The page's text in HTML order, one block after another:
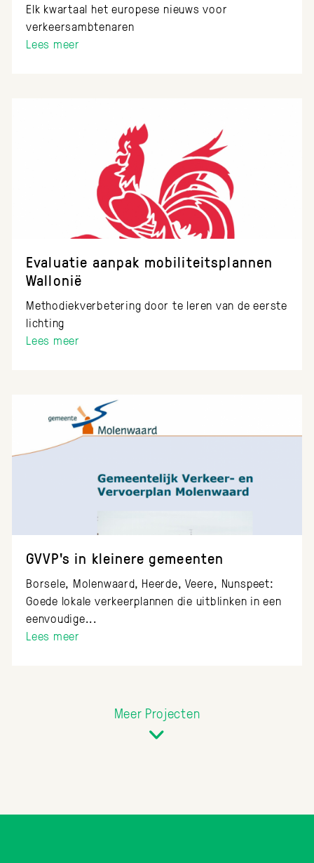
Elk kwartaal het europese nieuws voor
verkeersambtenaren
Lees meer
Evaluatie aanpak mobiliteitsplannen
Wallonië
Methodiekverbetering door te leren van de eerste
lichting
Lees meer
GVVP's in kleinere gemeenten
Borsele, Molenwaard, Heerde, Veere, Nunspeet:
Goede lokale verkeerplannen die uitblinken in een
eenvoudige...
Lees meer
Meer Projecten